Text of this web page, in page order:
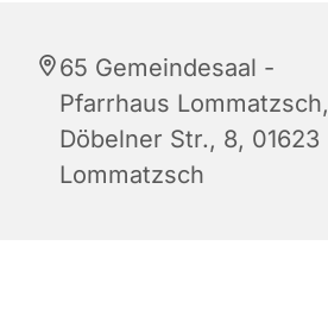
65 Gemeindesaal -
Pfarrhaus Lommatzsch,
Döbelner Str., 8, 01623
Lommatzsch